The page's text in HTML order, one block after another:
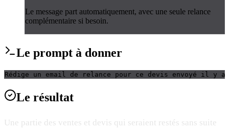
Le message part automatiquement, avec une seule relance
complémentaire si besoin.
Le prompt à donner
Rédige un email de relance pour ce devis envoyé il
Le résultat
Une partie des ventes et devis qui seraient restés sans suite